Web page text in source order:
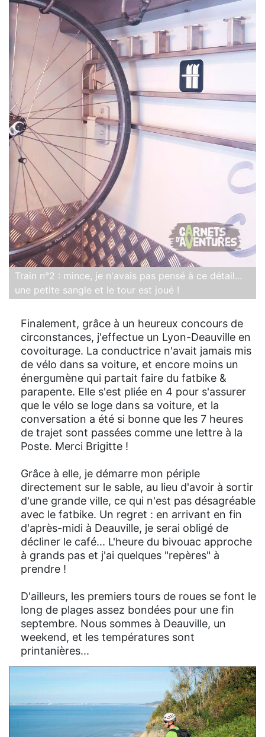
Train n°2 : mince, je n'avais pas pensé à ce détail...
une petite sangle et le tour est joué !
Finalement, grâce à un heureux concours de
circonstances, j'effectue un Lyon-Deauville en
covoiturage. La conductrice n'avait jamais mis
de vélo dans sa voiture, et encore moins un
énergumène qui partait faire du fatbike &
parapente. Elle s'est pliée en 4 pour s'assurer
que le vélo se loge dans sa voiture, et la
conversation a été si bonne que les 7 heures
de trajet sont passées comme une lettre à la
Poste. Merci Brigitte !
Grâce à elle, je démarre mon périple
directement sur le sable, au lieu d'avoir à sortir
d'une grande ville, ce qui n'est pas désagréable
avec le fatbike. Un regret : en arrivant en fin
d'après-midi à Deauville, je serai obligé de
décliner le café... L'heure du bivouac approche
à grands pas et j'ai quelques "repères" à
prendre !
D'ailleurs, les premiers tours de roues se font le
long de plages assez bondées pour une fin
septembre. Nous sommes à Deauville, un
weekend, et les températures sont
printanières...